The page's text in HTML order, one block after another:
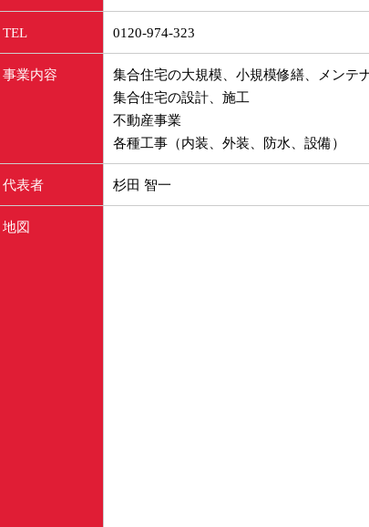
TEL 0120-974-323
事業内容
集合住宅の大規模、小規模修繕、メンテ
集合住宅の設計、施工
不動産事業
各種工事（内装、外装、防水、設備）
代表者 杉田 智一
地図